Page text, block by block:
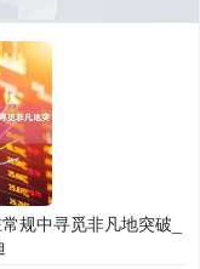
规中寻觅非凡地突破_